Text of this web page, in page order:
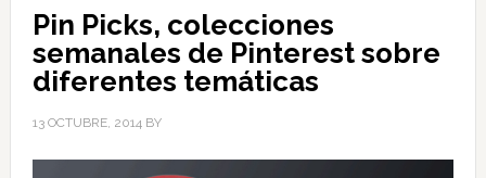
Pin Picks, colecciones
semanales de Pinterest sobre
diferentes temáticas
13 OCTUBRE, 2014BY